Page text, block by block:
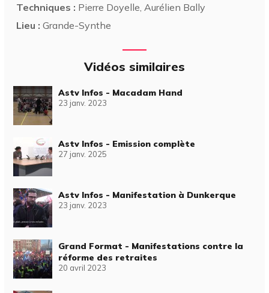
Techniques : Pierre Doyelle, Aurélien Bally
Lieu : Grande-Synthe
Vidéos similaires
Astv Infos - Macadam Hand
23 janv. 2023
Astv Infos - Emission complète
27 janv. 2025
Astv Infos - Manifestation à Dunkerque
23 janv. 2023
Grand Format - Manifestations contre la
réforme des retraites
20 avril 2023